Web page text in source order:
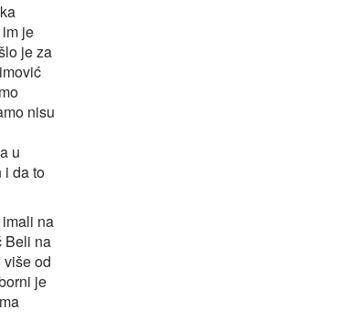
je
je za
nisu
u
i da to
na
Beli na
od
je